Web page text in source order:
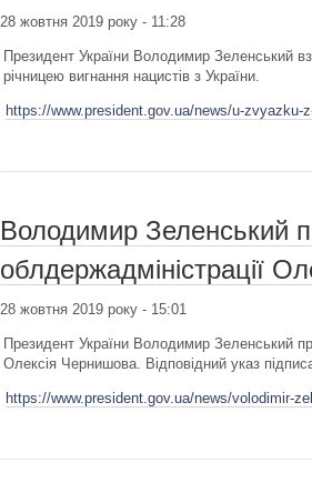
28 жовтня 2019 року - 11:28
Президент України Володимир Зеленський
річницею вигнання нацистів з України.
https://www.president.gov.ua/news/u-
Володимир Зеленський
облдержадміністрації
28 жовтня 2019 року - 15:01
Президент України Володимир Зеленський
Олексія Чернишова. Відповідний указ
https://www.president.gov.ua/news/volodimir-